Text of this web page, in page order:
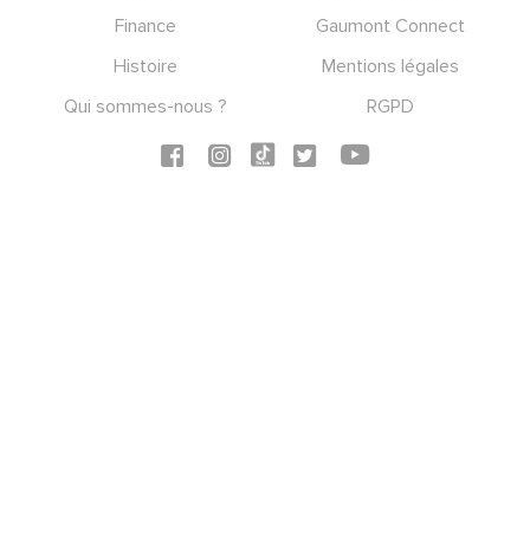
Finance
Gaumont Connect
Histoire
Mentions légales
Qui sommes-nous ?
RGPD
Social icons